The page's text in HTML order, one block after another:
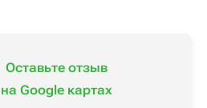
Оставьте отзыв
на Google картах